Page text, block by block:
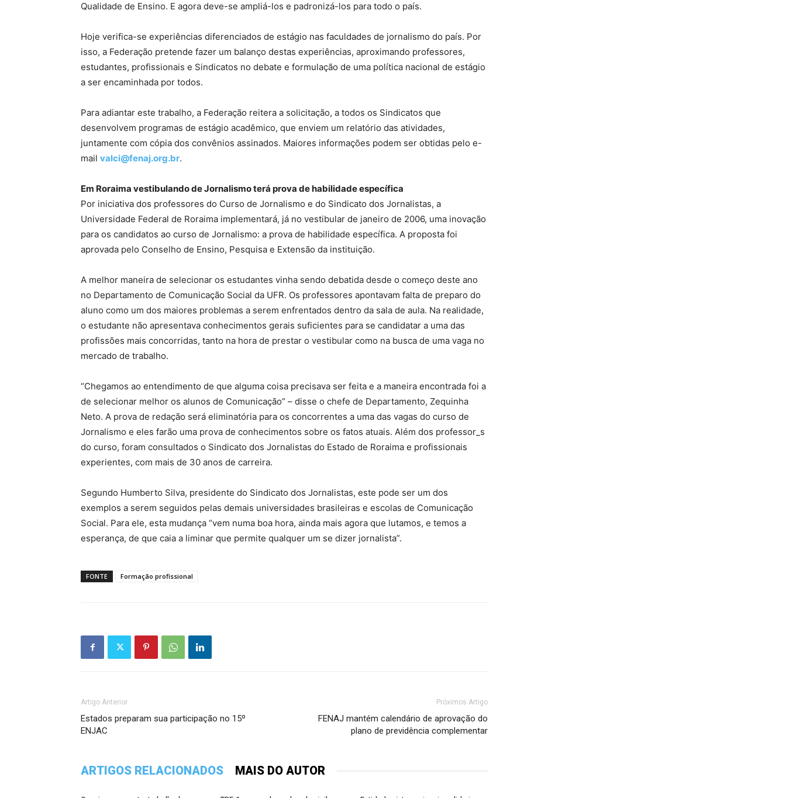
Qualidade de Ensino. E agora deve-se ampliá-los e padronizá-los para todo o país.
Hoje verifica-se experiências diferenciados de estágio nas faculdades de jornalismo do país. Por
isso, a Federação pretende fazer um balanço destas experiências, aproximando professores,
estudantes, profissionais e Sindicatos no debate e formulação de uma política nacional de estágio
a ser encaminhada por todos.
Para adiantar este trabalho, a Federação reitera a solicitação, a todos os Sindicatos que
desenvolvem programas de estágio acadêmico, que enviem um relatório das atividades,
juntamente com cópia dos convênios assinados. Maiores informações podem ser obtidas pelo e-
mail valci@fenaj.org.br.
Em Roraima vestibulando de Jornalismo terá prova de habilidade específica
Por iniciativa dos professores do Curso de Jornalismo e do Sindicato dos Jornalistas, a
Universidade Federal de Roraima implementará, já no vestibular de janeiro de 2006, uma inovação
para os candidatos ao curso de Jornalismo: a prova de habilidade específica. A proposta foi
aprovada pelo Conselho de Ensino, Pesquisa e Extensão da instituição.
A melhor maneira de selecionar os estudantes vinha sendo debatida desde o começo deste ano
no Departamento de Comunicação Social da UFR. Os professores apontavam falta de preparo do
aluno como um dos maiores problemas a serem enfrentados dentro da sala de aula. Na realidade,
o estudante não apresentava conhecimentos gerais suficientes para se candidatar a uma das
profissões mais concorridas, tanto na hora de prestar o vestibular como na busca de uma vaga no
mercado de trabalho.
“Chegamos ao entendimento de que alguma coisa precisava ser feita e a maneira encontrada foi a
de selecionar melhor os alunos de Comunicação” – disse o chefe de Departamento, Zequinha
Neto. A prova de redação será eliminatória para os concorrentes a uma das vagas do curso de
Jornalismo e eles farão uma prova de conhecimentos sobre os fatos atuais. Além dos professor_s
do curso, foram consultados o Sindicato dos Jornalistas do Estado de Roraima e profissionais
experientes, com mais de 30 anos de carreira.
Segundo Humberto Silva, presidente do Sindicato dos Jornalistas, este pode ser um dos
exemplos a serem seguidos pelas demais universidades brasileiras e escolas de Comunicação
Social. Para ele, esta mudança “vem numa boa hora, ainda mais agora que lutamos, e temos a
esperança, de que caia a liminar que permite qualquer um se dizer jornalista”.
FONTE Formação profissional
Artigo Anterior
Estados preparam sua participação no 15º
ENJAC
Próximos Artigo
FENAJ mantém calendário de aprovação do
plano de previdência complementar
ARTIGOS RELACIONADOS MAIS DO AUTOR